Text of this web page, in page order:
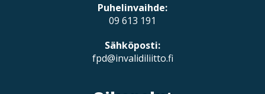
Puhelinvaihde:
09 613 191
Sähköposti:
fpd@invalidiliitto.fi